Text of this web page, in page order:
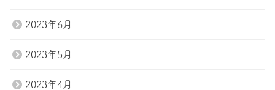
2023年6月
2023年5月
2023年4月